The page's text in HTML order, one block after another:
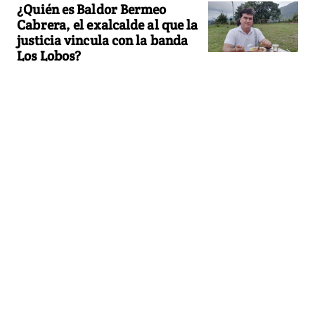
¿Quién es Baldor Bermeo
Cabrera, el exalcalde al que la
justicia vincula con la banda
Los Lobos?